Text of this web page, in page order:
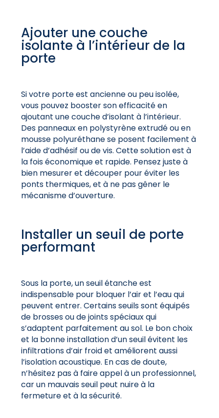
Ajouter une couche
isolante à l’intérieur de la
porte
Si votre porte est ancienne ou peu isolée,
vous pouvez booster son efficacité en
ajoutant une couche d’isolant à l’intérieur.
Des panneaux en polystyrène extrudé ou en
mousse polyuréthane se posent facilement à
l’aide d’adhésif ou de vis. Cette solution est à
la fois économique et rapide. Pensez juste à
bien mesurer et découper pour éviter les
ponts thermiques, et à ne pas gêner le
mécanisme d’ouverture.
Installer un seuil de porte
performant
Sous la porte, un seuil étanche est
indispensable pour bloquer l’air et l’eau qui
peuvent entrer. Certains seuils sont équipés
de brosses ou de joints spéciaux qui
s’adaptent parfaitement au sol. Le bon choix
et la bonne installation d’un seuil évitent les
infiltrations d’air froid et améliorent aussi
l’isolation acoustique. En cas de doute,
n’hésitez pas à faire appel à un professionnel,
car un mauvais seuil peut nuire à la
fermeture et à la sécurité.